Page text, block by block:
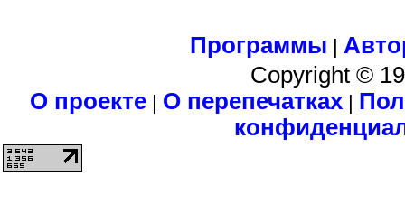
Программы |
Copyright ©
О проекте| О перепечатках|